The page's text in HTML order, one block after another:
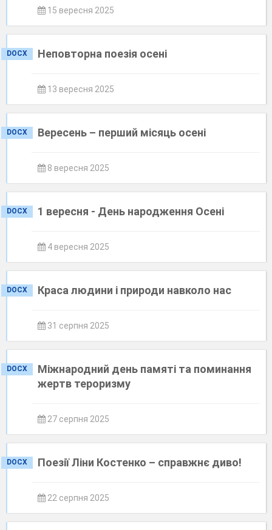
15 вересня 2025
DOCX Неповторна поезія осені
13 вересня 2025
DOCX Вересень – перший місяць осені
8 вересня 2025
DOCX 1 вересня - День народження Осені
4 вересня 2025
DOCX Краса людини і природи навколо нас
31 серпня 2025
DOCX
Міжнародний день памяті та поминання
жертв тероризму
27 серпня 2025
DOCX Поезії Ліни Костенко – справжнє диво!
22 серпня 2025